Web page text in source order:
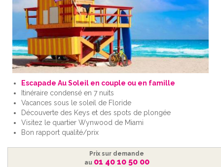
Escapade Au Soleil en couple ou en famille
Itinéraire condensé en 7 nuits
Vacances sous le soleil de Floride
Découverte des Keys et des spots de plongée
Visitez le quartier Wynwood de Miami
Bon rapport qualité/prix
Prix sur demande
au 01 40 10 50 00